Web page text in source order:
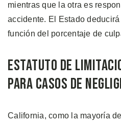
mientras que la otra es
accidente. El Estado
función del porcentaje de
Estatuto de
para Casos de
California, como la mayoría